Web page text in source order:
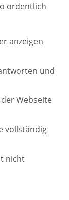
ordentlich
anzeigen
und
Webseite
vollständig
nicht